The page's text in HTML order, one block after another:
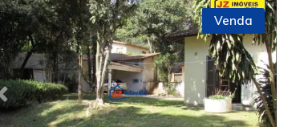
Previous Next
Venda